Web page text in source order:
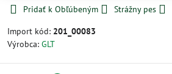
Pridať k Obľúbeným Strážny pes
Import kód: 201_00083
Výrobca: GLT